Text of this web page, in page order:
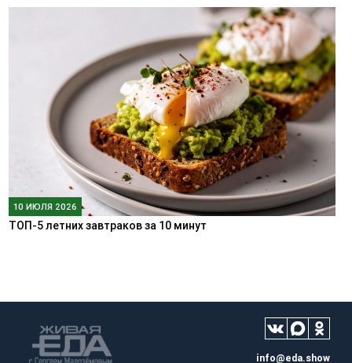
10 ИЮЛЯ 2026
ТОП-5 летних завтраков за 10 минут
info@eda.show